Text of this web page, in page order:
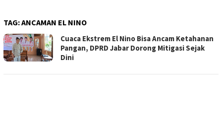
TAG:ANCAMAN EL NINO
Cuaca Ekstrem El Nino Bisa Ancam Ketahanan
Pangan, DPRD Jabar Dorong Mitigasi Sejak
Dini